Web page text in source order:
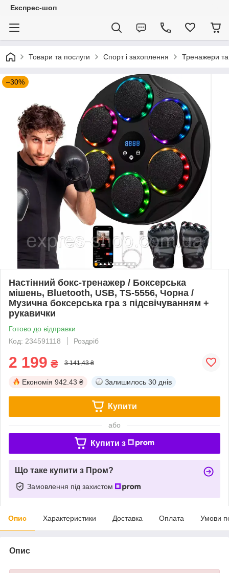
Експрес-шоп
Товари та послуги Спорт і захоплення Тренажери
–30%
Настінний бокс-тренажер / Боксерська
мішень, Bluetooth, USB, TS-5556, Чорна /
Музична боксерська гра з підсвічуванням +
рукавички
Готово до відправки
Код: 234591118
Роздріб
2 199 ₴ 3 141,43 ₴
Економія 942.43 ₴ Залишилось 30 днів
Купити
або
Купити з
Що таке купити з Пром?
Замовлення під захистом
Опис Характеристики Доставка Оплата Умови
Опис